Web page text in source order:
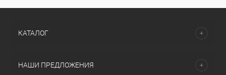
КАТАЛОГ
НАШИ ПРЕДЛОЖЕНИЯ